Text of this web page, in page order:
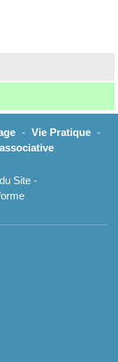
- Vie Pratique -
Site -